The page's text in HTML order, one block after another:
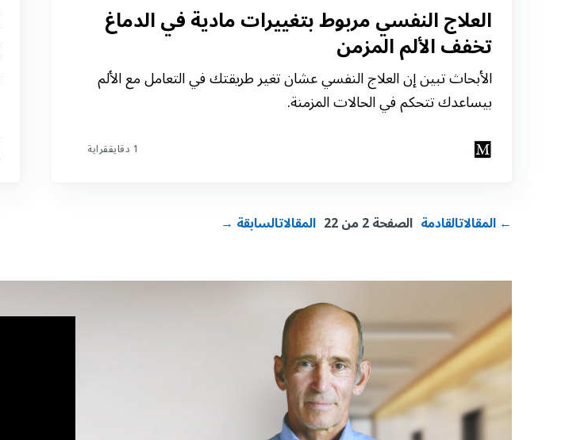
العلاج النفسي مربوط بتغييرات مادية في الدماغ
تخفف الألم المزمن
الأبحاث تبين إن العلاج النفسي عشان تغير طريقتك في التعامل مع الألم
بيساعدك تتحكم في الحالات المزمنة.
1 دقايققراية
← المقالاتالقادمة الصفحة 2 من 22 المقالاتالسابقة →
اشترك مجانًا في
ولا تجسس إلكتروني. خلينا نحمي
اطَّلع على شروط